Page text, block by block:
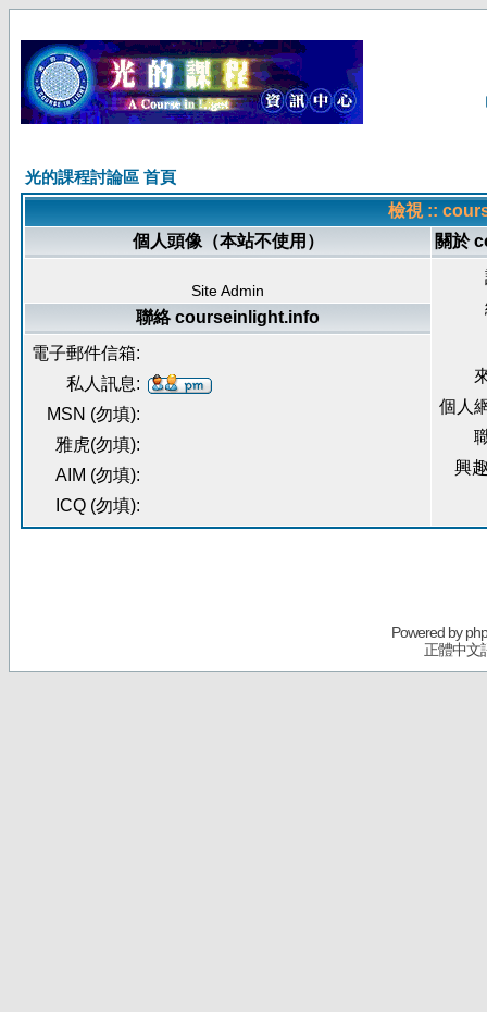
光的課程討論區 首頁
檢視 ::
個人頭像（本站不使用）
關於
Site Admin
個人
興
聯絡 courseinlight.info
電子郵件信箱:
私人訊息:
MSN (勿填):
雅虎(勿填):
AIM (勿填):
ICQ (勿填):
Powered by
正體中文